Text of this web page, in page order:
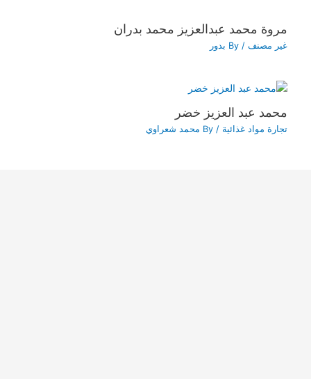
مروة محمد عبدالعزيز محمد بدران
غير مصنف / By بدور
محمد عبد العزيز خضر
تجارة مواد غذائية / By محمد شعراوي